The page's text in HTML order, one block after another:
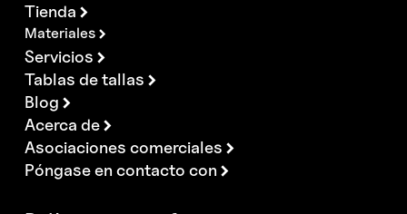
Tienda
Materiales
Servicios
Tablas de tallas
Blog
Acerca de
Asociaciones comerciales
Póngase en contacto con